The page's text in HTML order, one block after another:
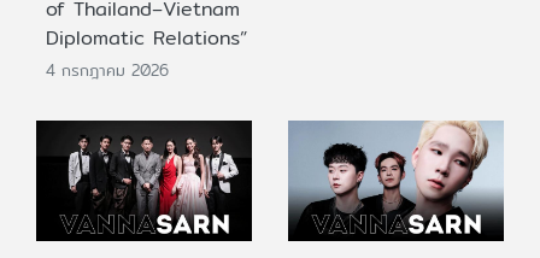
of Thailand–Vietnam
Diplomatic Relations”
4 กรกฎาคม 2026